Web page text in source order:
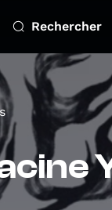
Rechercher